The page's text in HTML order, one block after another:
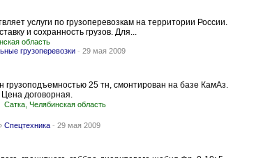
услуги по грузоперевозкам на территории России.
и сохранность грузов. Для...
область
грузоперевозки - 29 мая 2009
грузоподъемностью 25 тн, смонтирован на базе КамАз.
договорная.
Сатка, Челябинская область
Спецтехника - 29 мая 2009